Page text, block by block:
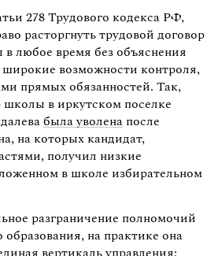
278 Трудового кодекса РФ,
расторгнуть трудовой договор
любое время без объяснения
возможности контроля,
прямых обязанностей. Так,
школы в иркутском поселке
была уволена после
на которых кандидат,
получил низкие
в школе избирательном
разграничение полномочий
на практике она